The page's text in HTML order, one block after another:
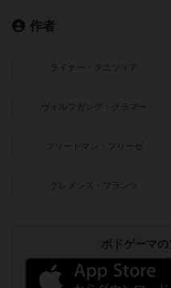
作者
ライナー・クニツィア
ヴォルフガング・クラマー
フリードマン・フリーゼ
クレメンス・フランツ
ボドゲーマ